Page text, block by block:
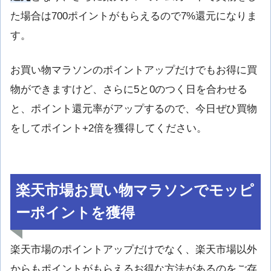
た場合は700ポイントがもらえるので7%還元になりま
す。
お買い物マラソンのポイントアップだけでもお得に買
物ができますけど、さらに5と0のつく日を合わせる
と、ポイント還元率がアップするので、今日ぜひ買物
をしてポイント+2倍を獲得してください。
楽天市場お買い物マラソンでモッピ
ーポイントを獲得
楽天市場のポイントアップだけでなく、楽天市場以外